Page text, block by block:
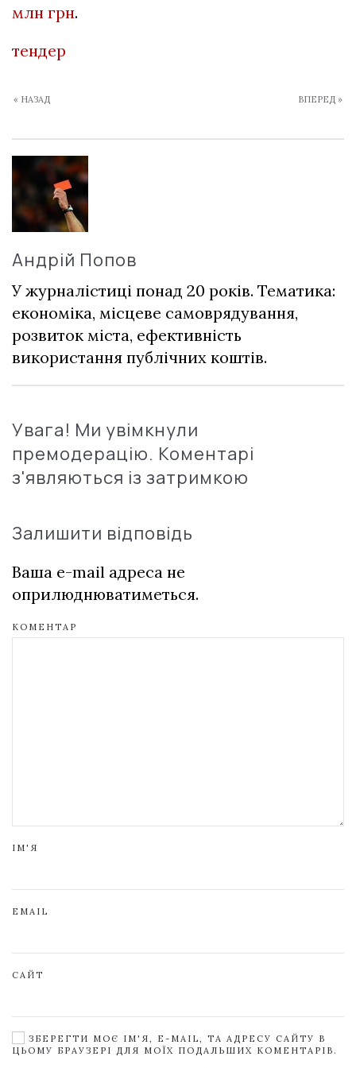
млн грн.
тендер
« НАЗАД ВПЕРЕД »
Андрій Попов
У журналістиці понад 20 років. Тематика:
економіка, місцеве самоврядування,
розвиток міста, ефективність
використання публічних коштів.
Увага! Ми увімкнули
премодерацію. Коментарі
з'являються із затримкою
Залишити відповідь
Ваша e-mail адреса не
оприлюднюватиметься.
КОМЕНТАР
ІМ'Я
EMAIL
САЙТ
ЗБЕРЕГТИ МОЄ ІМ'Я, E-MAIL, ТА АДРЕСУ САЙТУ В
ЦЬОМУ БРАУЗЕРІ ДЛЯ МОЇХ ПОДАЛЬШИХ КОМЕНТАРІВ.